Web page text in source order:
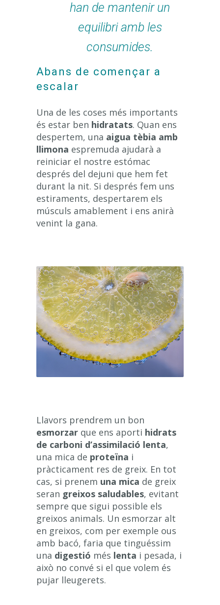
han de mantenir un
equilibri amb les
consumides.
Abans de començar a
escalar
Una de les coses més importants
és estar ben hidratats. Quan ens
despertem, una aigua tèbia amb
llimona espremuda ajudarà a
reiniciar el nostre estómac
després del dejuni que hem fet
durant la nit. Si després fem uns
estiraments, despertarem els
músculs amablement i ens anirà
venint la gana.
Llavors prendrem un bon
esmorzar que ens aporti hidrats
de carboni d’assimilació lenta,
una mica de proteïna i
pràcticament res de greix. En tot
cas, si prenem una mica de greix
seran greixos saludables, evitant
sempre que sigui possible els
greixos animals. Un esmorzar alt
en greixos, com per exemple ous
amb bacó, faria que tinguéssim
una digestió més lenta i pesada, i
això no convé si el que volem és
pujar lleugerets.